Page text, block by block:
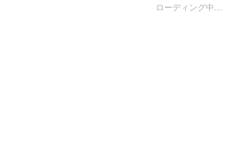
ローディング中…